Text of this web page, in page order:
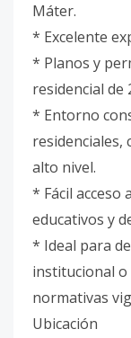
Máter.
* Excelente
* Planos y
residencial de
* Entorno
residenciales,
alto nivel.
* Fácil acceso
educativos y
* Ideal para
institucional
normativas
Ubicación